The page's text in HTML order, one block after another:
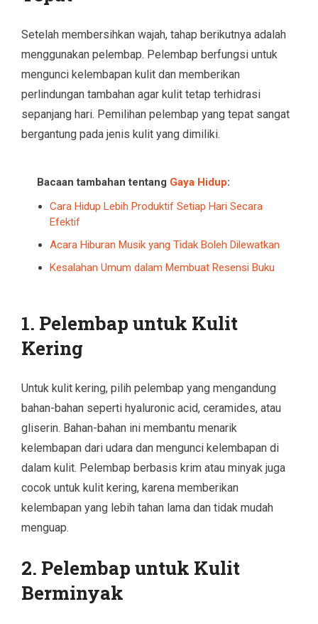
Setelah membersihkan wajah, tahap berikutnya adalah
menggunakan pelembap. Pelembap berfungsi untuk
mengunci kelembapan kulit dan memberikan
perlindungan tambahan agar kulit tetap terhidrasi
sepanjang hari. Pemilihan pelembap yang tepat sangat
bergantung pada jenis kulit yang dimiliki.
Bacaan tambahan tentang Gaya Hidup:
Cara Hidup Lebih Produktif Setiap Hari Secara
Efektif
Acara Hiburan Musik yang Tidak Boleh Dilewatkan
Kesalahan Umum dalam Membuat Resensi Buku
1. Pelembap untuk Kulit
Kering
Untuk kulit kering, pilih pelembap yang mengandung
bahan-bahan seperti hyaluronic acid, ceramides, atau
gliserin. Bahan-bahan ini membantu menarik
kelembapan dari udara dan mengunci kelembapan di
dalam kulit. Pelembap berbasis krim atau minyak juga
cocok untuk kulit kering, karena memberikan
kelembapan yang lebih tahan lama dan tidak mudah
menguap.
2. Pelembap untuk Kulit
Berminyak